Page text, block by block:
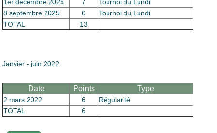
1er décembre 2025 7
Tournoi du Lundi
8 septembre 2025
6
Tournoi du Lundi
TOTAL
13
Janvier - juin 2022
Date Points Type
2 mars 2022 6
Régularité
TOTAL
6